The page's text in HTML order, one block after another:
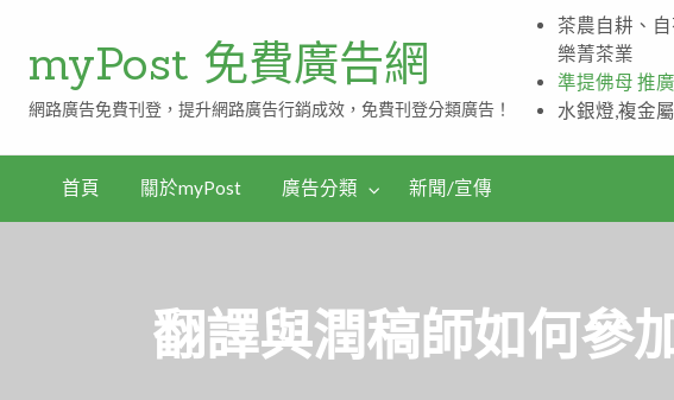
myPost 免費廣告網
網路廣告免費刊登，提升網路廣告行銷成效，免費刊登分類廣告！
茶農自耕、
樂菁茶業
準提佛母 推
水銀燈,複金
首頁 關於myPost 廣告分類 新聞/宣傳
翻譯與潤稿師如何參